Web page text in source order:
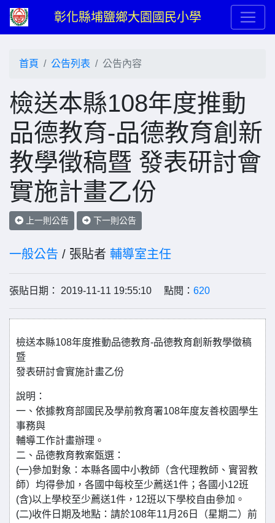
彰化縣埔鹽鄉大園國民小學
首頁 公告列表 公告內容
檢送本縣108年度推動
品德教育-品德教育創新
教學徵稿暨 發表研討會
實施計畫乙份
上一則公告 下一則公告
一般公告 / 張貼者 輔導室主任
張貼日期： 2019-11-11 19:55:10 點閱： 620
檢送本縣108年度推動品德教育-品德教育創新教學徵稿
暨
發表研討會實施計畫乙份
說明：
一、依據教育部國民及學前教育署108年度友善校園學生
事務與
輔導工作計畫辦理。
二、品德教育教案甄選：
(一)參加對象：本縣各國中小教師（含代理教師、實習教
師）均得參加，各國中每校至少薦送1件；各國小12班
(含)以上學校至少薦送1件，12班以下學校自由參加。
(二)收件日期及地點：請於108年11月26日（星期二）前